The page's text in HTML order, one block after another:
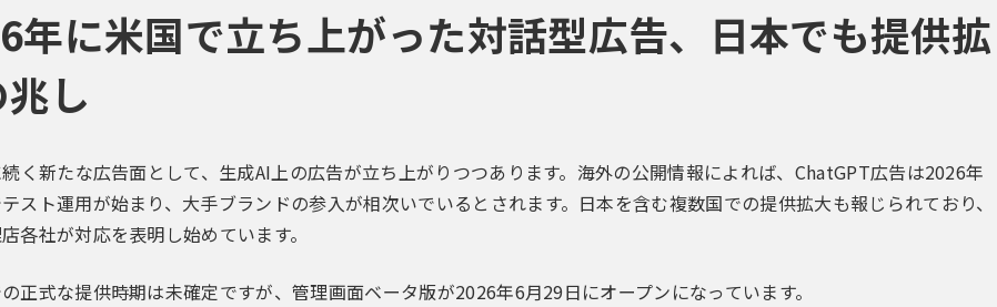
年に米国で立ち上がった対話型広告、日本でも提供拡
し
く新たな広告面として、生成AI上の広告が立ち上がりつつあります。海外の公開情報によれば、ChatGPT広告は2026年
スト運用が始まり、大手ブランドの参入が相次いでいるとされます。日本を含む複数国での提供拡大も報じられており、
各社が対応を表明し始めています。
正式な提供時期は未確定ですが、管理画面ベータ版が2026年6月29日にオープンになっています。